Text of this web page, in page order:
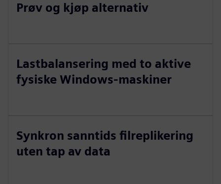
Prøv og kjøp alternativ
Lastbalansering med to aktive
fysiske Windows-maskiner
Synkron sanntids filreplikering
uten tap av data